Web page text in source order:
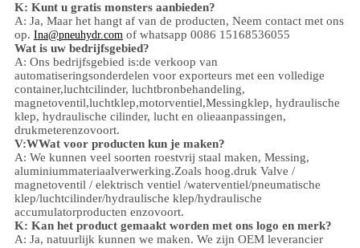
K: Kunt u gratis monsters aanbieden?
A: Ja, Maar het hangt af van de producten, Neem contact met ons
op. Ina@pneuhydr.com of whatsapp 0086 15168536055
Wat is uw bedrijfsgebied?
A: Ons bedrijfsgebied is:de verkoop van
automatiseringsonderdelen voor exporteurs met een volledige
container,luchtcilinder, luchtbronbehandeling,
magnetoventil,luchtklep,motorventiel,Messingklep, hydraulische
klep, hydraulische cilinder, lucht en olieaanpassingen,
drukmeterenzovoort.
V:WWat voor producten kun je maken?
A: We kunnen veel soorten roestvrij staal maken, Messing,
aluminiummateriaalverwerking.Zoals hoog.druk Valve /
magnetoventil / elektrisch ventiel /waterventiel/pneumatische
klep/luchtcilinder/hydraulische klep/hydraulische
accumulatorproducten enzovoort.
K: Kan het product gemaakt worden met ons logo en merk?
A: Ja, natuurlijk kunnen we maken. We zijn OEM leverancier